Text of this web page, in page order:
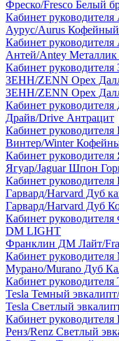
Фреско/Fresco Белый
Кабинет
Аурус/Aurus
Кабинет
Антей/Antey
Кабинет
ЗЕНН/ZENN Орех
ЗЕНН/ZENN Орех
Кабинет
Драйв/Drive Антрацит
Кабинет
Винтер/Winter
Кабинет
Ягуар/Jaguar Шпон
Кабинет
Гарвард/Harvard Дуб
Гарвард/Harvard Дуб
Кабинет
DM LIGHT
Франклин ДМ Лайт/
Кабинет
Мурано/Murano Дуб
Кабинет
Tesla Темный
Tesla Светлый
Кабинет
Ренз/Renz Светлый